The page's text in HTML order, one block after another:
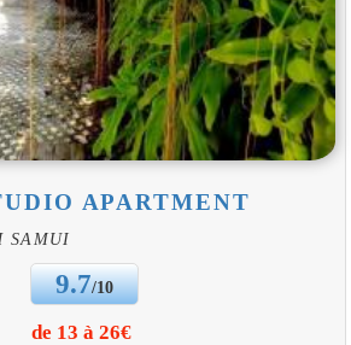
APARTMENT
SAMUI
9.7/10
de 13 à 26€